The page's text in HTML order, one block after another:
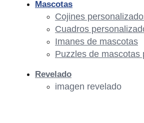
Mascotas
Cojines
Cuadros
Imanes de mascotas
Puzzles de mascotas
Revelado
imagen revelado